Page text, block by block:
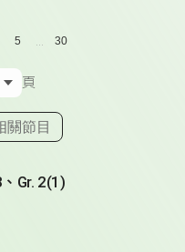
5 ... 30
頁
相關單集
關節目
Gr. 2(1)